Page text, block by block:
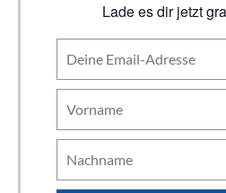
Lade es dir jetzt